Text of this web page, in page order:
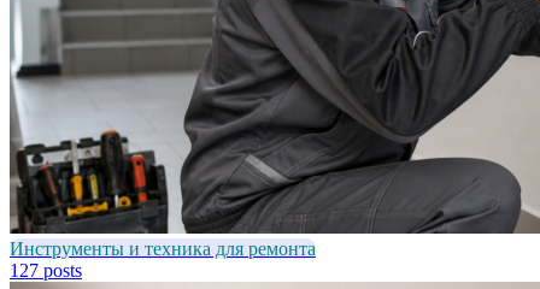
Инструменты и техника для ремонта
127 posts